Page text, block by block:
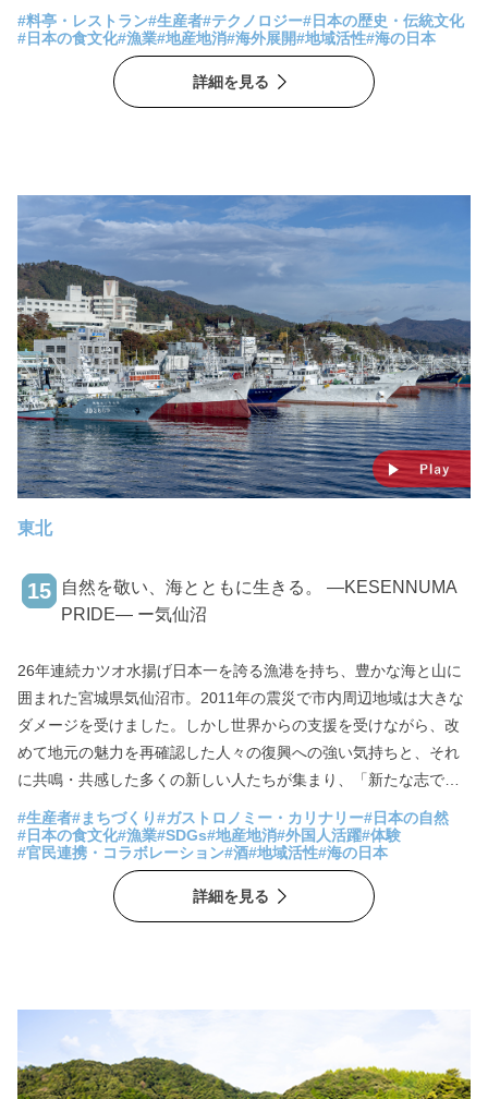
ました。 金沢まいもん寿司を運営する株式会社エムアンドケイ
は、今、金沢を舞台として、日本の食文化＝SUSHIの可能性を世
界中へ拡大しようとしています。金沢まいもん寿司の先を見据え
る独自の戦略――それは、日本だけでなく、世界中の「食」に大
#料亭・レストラン#生産者#テクノロジー#日本の歴史・伝統文化
#日本の食文化#漁業#地産地消#海外展開#地域活性#海の日本
詳細を見る
東北
15
自然を敬い、海とともに生きる。 ―KESENNUMA
PRIDE― ー気仙沼
26年連続カツオ水揚げ日本一を誇る漁港を持ち、豊かな海と山に
囲まれた宮城県気仙沼市。2011年の震災で市内周辺地域は大きな
ダメージを受けました。しかし世界からの支援を受けながら、改
めて地元の魅力を再確認した人々の復興への強い気持ちと、それ
に共鳴・共感した多くの新しい人たちが集まり、「新たな志で魅
力溢れるKESENNUMA」を生み出しています。 気仙沼に生まれ暮
らす人と気仙沼に魅せられた人たちが、未来に向けて創造する
「地域一体化モデル」とはどのようなものなのか。新しい人たち
を受け入れ、多様性を尊重して出来た、新たな気仙沼を作る人々
から、その戦略と想いが鮮明に見えてきました。
#生産者#まちづくり#ガストロノミー・カリナリー#日本の自然
#日本の食文化#漁業#SDGs#地産地消#外国人活躍#体験
#官民連携・コラボレーション#酒#地域活性#海の日本
詳細を見る